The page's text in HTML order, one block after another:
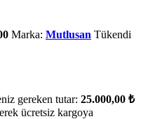
Marka: Mutlusan Tükendi
gereken tutar: 25.000,00 ₺
ücretsiz kargoya